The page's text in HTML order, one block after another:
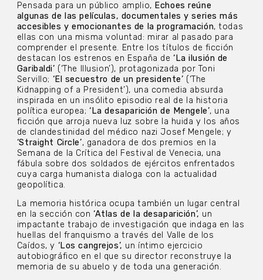
Pensada para un público amplio, Echoes reúne
algunas de las películas, documentales y series más
accesibles y emocionantes de la programación, todas
ellas con una misma voluntad: mirar al pasado para
comprender el presente. Entre los títulos de ficción
destacan los estrenos en España de ‘La ilusión de
Garibaldi’ (‘The Illusion’), protagonizada por Toni
Servillo; ‘El secuestro de un presidente’ (‘The
Kidnapping of a President’), una comedia absurda
inspirada en un insólito episodio real de la historia
política europea;‘La desaparición de Mengele’, una
ficción que arroja nueva luz sobre la huida y los años
de clandestinidad del médico nazi Josef Mengele; y
‘Straight Circle’, ganadora de dos premios en la
Semana de la Crítica del Festival de Venecia, una
fábula sobre dos soldados de ejércitos enfrentados
cuya carga humanista dialoga con la actualidad
geopolítica.
La memoria histórica ocupa también un lugar central
en la sección con ‘Atlas de la desaparición’, un
impactante trabajo de investigación que indaga en las
huellas del franquismo a través del Valle de los
Caídos, y ‘Los cangrejos’, un íntimo ejercicio
autobiográfico en el que su director reconstruye la
memoria de su abuelo y de toda una generación.